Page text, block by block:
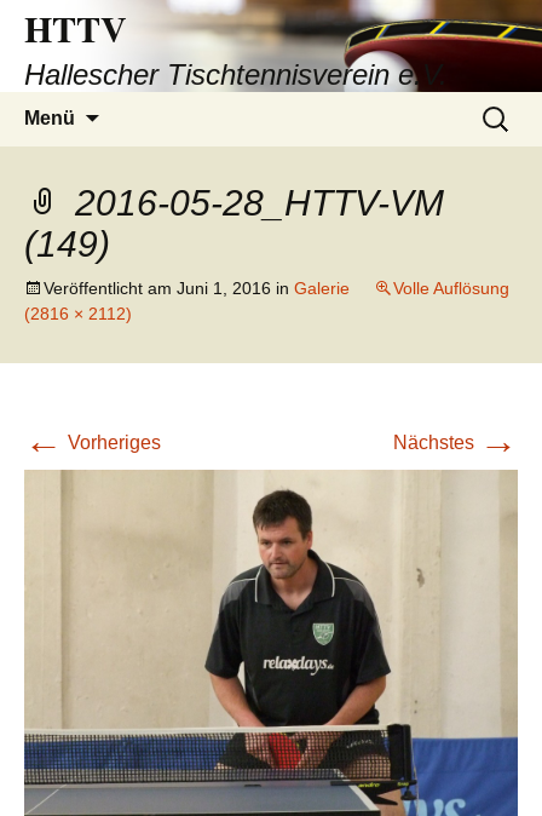
HTTV
Hallescher Tischtennisverein e.V.
Menü
Suchen
nach:
2016-05-28_HTTV-VM
(149)
Veröffentlicht am Juni 1, 2016 in Galerie
Volle Auflösung
(2816 × 2112)
← Vorheriges Nächstes →